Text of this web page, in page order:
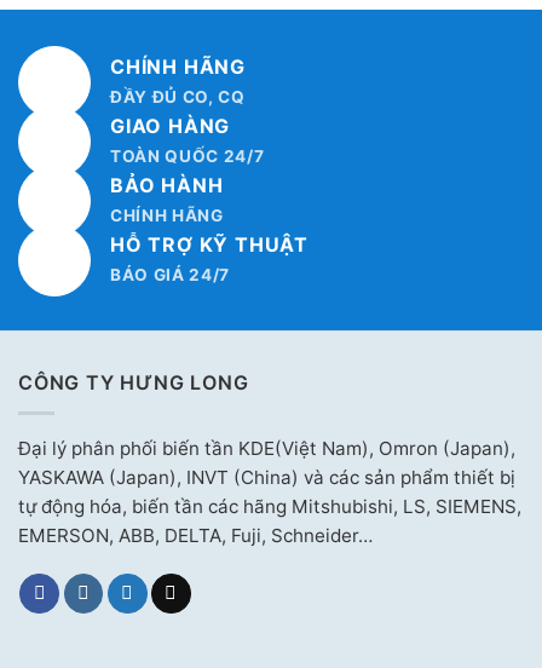
CHÍNH HÃNG
ĐẦY ĐỦ CO, CQ
GIAO HÀNG
TOÀN QUỐC 24/7
BẢO HÀNH
CHÍNH HÃNG
HỖ TRỢ KỸ THUẬT
BÁO GIÁ 24/7
CÔNG TY HƯNG LONG
Đại lý phân phối biến tần KDE(Việt Nam), Omron (Japan),
YASKAWA (Japan), INVT (China) và các sản phẩm thiết bị
tự động hóa, biến tần các hãng Mitshubishi, LS, SIEMENS,
EMERSON, ABB, DELTA, Fuji, Schneider…